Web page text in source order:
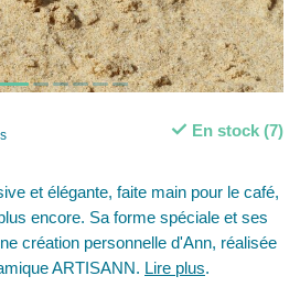
En stock (7)
et élégante, faite main pour le café,
encore. Sa forme spéciale et ses
création personnelle d'Ann, réalisée
ARTISANN. Lire plus.